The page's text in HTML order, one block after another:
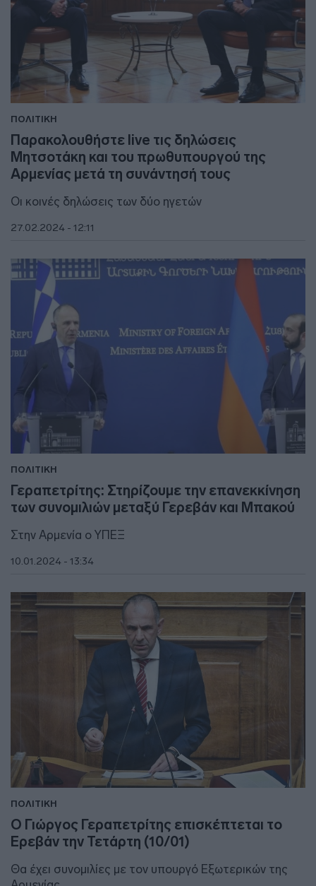
ΠΟΛΙΤΙΚΗ
Παρακολουθήστε live τις δηλώσεις
Μητσοτάκη και του πρωθυπουργού της
Αρμενίας μετά τη συνάντησή τους
Οι κοινές δηλώσεις των δύο ηγετών
27.02.2024 - 12:11
ΠΟΛΙΤΙΚΗ
Γεραπετρίτης: Στηρίζουμε την επανεκκίνηση
των συνομιλιών μεταξύ Γερεβάν και Μπακού
Στην Αρμενία ο ΥΠΕΞ
10.01.2024 - 13:34
ΠΟΛΙΤΙΚΗ
Ο Γιώργος Γεραπετρίτης επισκέπτεται το
Ερεβάν την Τετάρτη (10/01)
Θα έχει συνομιλίες με τον υπουργό Εξωτερικών της